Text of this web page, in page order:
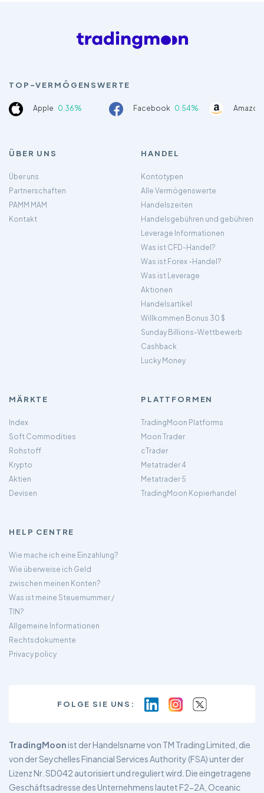
TOP-VERMÖGENSWERTE
Apple 0.36% Facebook 0.54%
ÜBER UNS
Über uns
Partnerschaften
PAMM MAM
Kontakt
HANDEL
Kontotypen
Alle Vermögenswerte
Handelszeiten
Handelsgebühren und gebühren
Leverage Informationen
Was ist CFD-Handel?
Was ist Forex -Handel?
Was ist Leverage
Aktionen
Handelsartikel
Willkommen Bonus 30 $
Sunday Billions-Wettbewerb
Cashback
Lucky Money
MÄRKTE
Index
Soft Commodities
Rohstoff
Krypto
Aktien
Devisen
PLATTFORMEN
TradingMoon Platforms
Moon Trader
cTrader
Metatrader 4
Metatrader 5
TradingMoon Kopierhandel
HELP CENTRE
Wie mache ich eine Einzahlung?
Wie überweise ich Geld
zwischen meinen Konten?
Was ist meine Steuernummer /
TIN?
Allgemeine Informationen
Rechtsdokumente
Privacy policy
FOLGE SIE UNS:
TradingMoon ist der Handelsname von TM Trading Limited, die
von der Seychelles Financial Services Authority (FSA) unter der
Lizenz Nr. SD042 autorisiert und reguliert wird. Die eingetragene
Geschäftsadresse des Unternehmens lautet F2-2A, Oceanic